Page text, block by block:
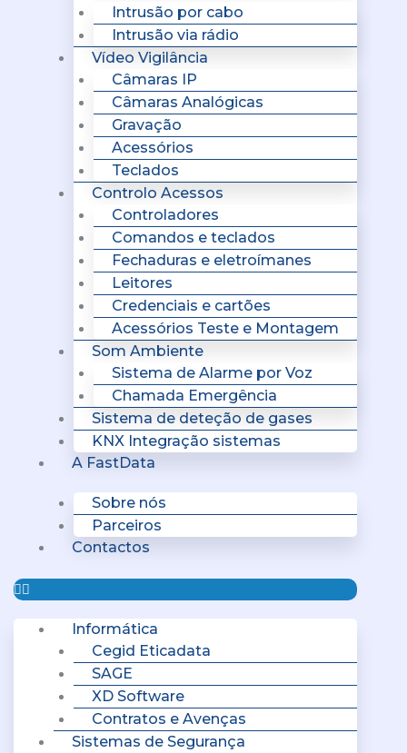
Intrusão por cabo
Intrusão via rádio
Vídeo Vigilância
Câmaras IP
Câmaras Analógicas
Gravação
Acessórios
Teclados
Controlo Acessos
Controladores
Comandos e teclados
Fechaduras e eletroímanes
Leitores
Credenciais e cartões
Acessórios Teste e Montagem
Som Ambiente
Sistema de Alarme por Voz
Chamada Emergência
Sistema de deteção de gases
KNX Integração sistemas
A FastData
Sobre nós
Parceiros
Contactos
Informática
Cegid Eticadata
SAGE
XD Software
Contratos e Avenças
Sistemas de Segurança